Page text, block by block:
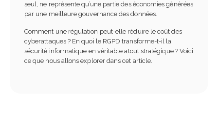
seul, ne représente qu’une partie des économies générées
par une meilleure gouvernance des données.
Comment une régulation peut-elle réduire le coût des
cyberattaques ? En quoi le RGPD transforme-t-il la
sécurité informatique en véritable atout stratégique ? Voici
ce que nous allons explorer dans cet article.
guide complet
23 juin 2026
Choisir son IA en fonction
de ses besoins : guide
complet pour ne plus se
tromper